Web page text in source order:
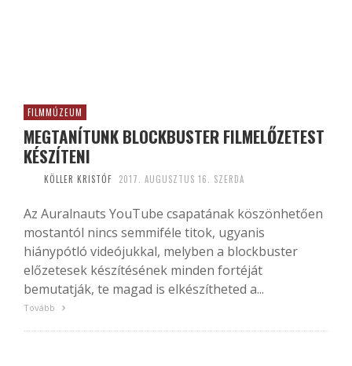
FILMMÚZEUM
MEGTANÍTUNK BLOCKBUSTER FILMELŐZETEST
KÉSZÍTENI
KÖLLER KRISTÓF 2017. AUGUSZTUS 16. SZERDA
Az Auralnauts YouTube csapatának köszönhetően
mostantól nincs semmiféle titok, ugyanis
hiánypótló videójukkal, melyben a blockbuster
előzetesek készítésének minden fortéját
bemutatják, te magad is elkészítheted a...
Tovább